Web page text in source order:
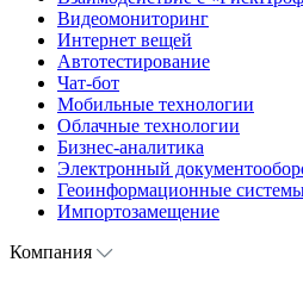
Видеомониторинг
Интернет вещей
Автотестирование
Чат-бот
Мобильные технологии
Облачные технологии
Бизнес-аналитика
Электронный
Геоинформационные
Импортозамещение
Компания